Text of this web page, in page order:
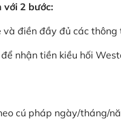
2 bước:
điền đầy đủ các thông
nhận tiền kiều hối
cú pháp ngày/tháng/